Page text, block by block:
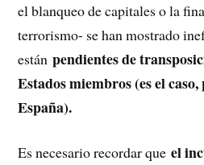
el blanqueo de capitales o la
terrorismo- se han mostrado
estánpendientes de
Estados miembros (es el
España).
Es necesario recordar queel